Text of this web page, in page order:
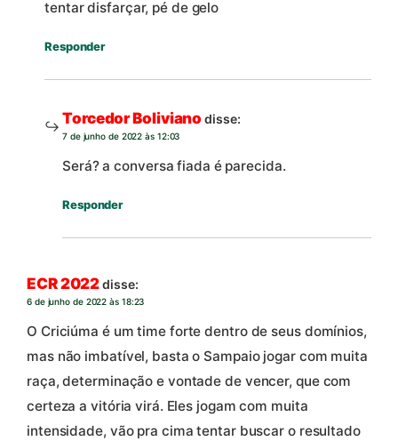
tentar disfarçar, pé de gelo
Responder
Torcedor Boliviano disse:
7 de junho de 2022 às 12:03
Será? a conversa fiada é parecida.
Responder
ECR 2022disse:
6 de junho de 2022 às 18:23
O Criciúma é um time forte dentro de seus domínios,
mas não imbatível, basta o Sampaio jogar com muita
raça, determinação e vontade de vencer, que com
certeza a vitória virá. Eles jogam com muita
intensidade, vão pra cima tentar buscar o resultado